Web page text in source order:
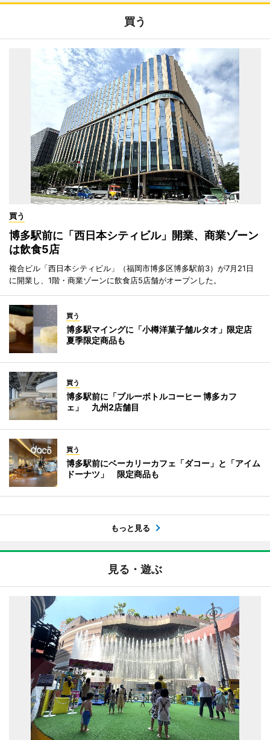
買う
買う
博多駅前に「西日本シティビル」開業、商業ゾーン
は飲食5店
複合ビル「西日本シティビル」（福岡市博多区博多駅前3）が7月21日
に開業し、1階・商業ゾーンに飲食店5店舗がオープンした。
買う
博多駅マイングに「小樽洋菓子舗ルタオ」限定店
夏季限定商品も
買う
博多駅前に「ブルーボトルコーヒー 博多カフ
ェ」 九州2店舗目
買う
博多駅前にベーカリーカフェ「ダコー」と「アイム
ドーナツ」 限定商品も
もっと見る
見る・遊ぶ